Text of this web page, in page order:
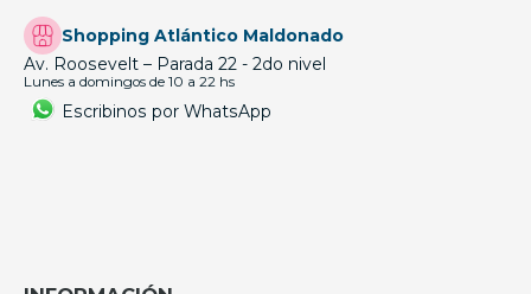
Shopping Atlántico Maldonado
Av. Roosevelt – Parada 22 - 2do nivel
Lunes a domingos de 10 a 22 hs
Escribinos por WhatsApp